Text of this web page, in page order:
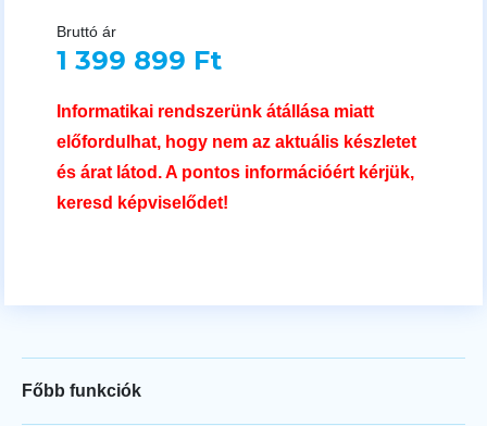
Bruttó ár
1 399 899 Ft
Informatikai rendszerünk átállása miatt
előfordulhat, hogy nem az aktuális készletet
és árat látod. A pontos információért kérjük,
keresd képviselődet!
Főbb funkciók